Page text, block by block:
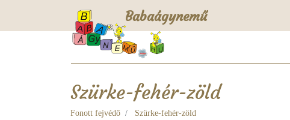
Babaágynemű
Szürke-fehér-zöld
Fonott fejvédő Szürke-fehér-zöld